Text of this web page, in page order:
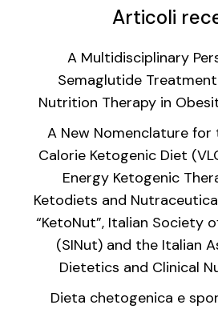
Articoli
A Multidisciplinary
Semaglutide
Nutrition Therapy in
A New Nomenclature
Calorie Ketogenic Diet
Energy Ketogenic
Ketodiets and
“KetoNut”, Italian Society
(SINut) and the Italian
Dietetics and Clinical
Dieta chetogenica e